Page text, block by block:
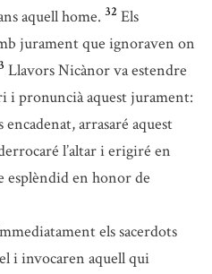
aquell home. 32 Els
jurament que ignoraven on
Llavors Nicànor va estendre
i pronuncià aquest jurament:
arrasaré aquest
l’altar i erigiré en
esplèndid en honor de
els sacerdots
i invocaren aquell qui